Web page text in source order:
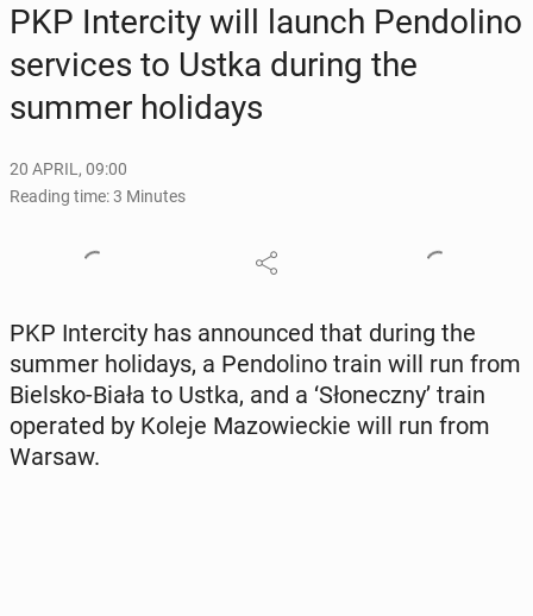
PKP In­ter­ci­ty will launch Pen­dolino
ser­vices to Ustka during the
summer hol­i­days
20 APRIL, 09:00
Reading time: 3 Minutes
PKP In­ter­ci­ty has an­nounced that during the
summer hol­i­days, a Pen­dolino train will run from
Bielsko-Biała to Ustka, and a ‘Słoneczny’ train
op­er­at­ed by Koleje Ma­zowieck­ie will run from
Warsaw.